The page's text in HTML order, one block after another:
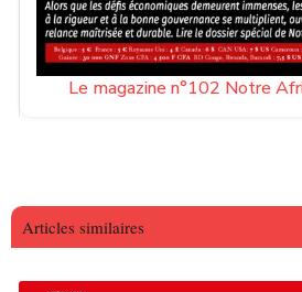
Le magazine n°102 Notre
Articles similaires